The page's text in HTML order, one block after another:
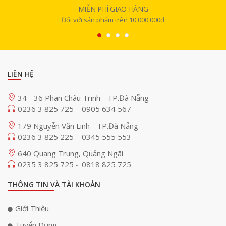
7 loa treble dome(đường kính 25,4mm). M-F3A
khi kết hợp cùng với loa trầm
SE Audio Technik M-F3 SUB
tạo âm thanh với dải tần rộng, từ âm trầm sâu lắng, trung âm dày dặn
đến âm cao sắc nét, mang đến trải nghiệm nghe nhạc tuyệt hảo.
MIỄN PHÍ GIAO HÀNG
Đối với sản phẩm trên 10.000.000đ
LIÊN HỆ
34 - 36 Phan Châu Trinh - TP.Đà Nẵng
0236 3 825 725 - 0905 634 567
179 Nguyễn Văn Linh - TP.Đà Nẵng
0236 3 825 225 - 0345 555 553
640 Quang Trung, Quảng Ngãi
0235 3 825 725 - 0818 825 725
THÔNG TIN VÀ TÀI KHOẢN
Giới Thiệu